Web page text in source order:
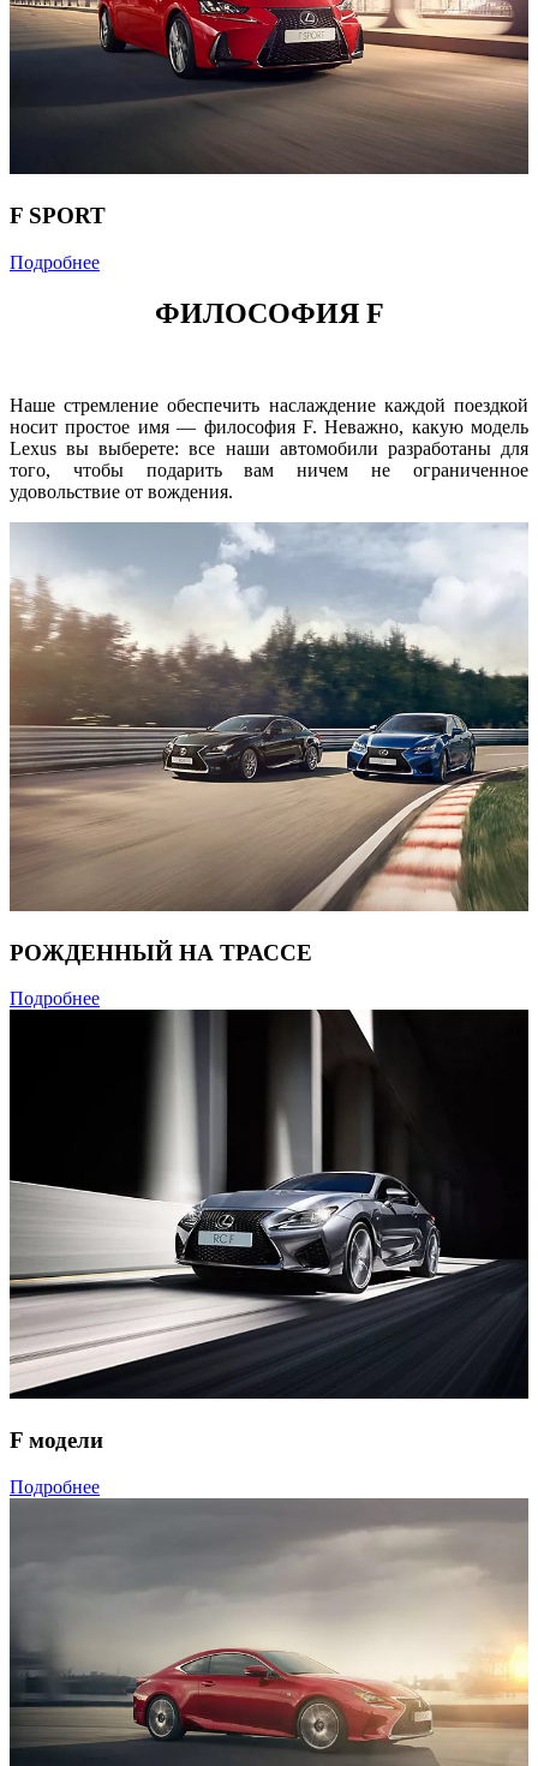
F SPORT
Подробнее
ФИЛОСОФИЯ F
Наше стремление обеспечить наслаждение каждой поездкой
носит простое имя — философия F. Неважно, какую модель
Lexus вы выберете: все наши автомобили разработаны для
того, чтобы подарить вам ничем не ограниченное
удовольствие от вождения.
РОЖДЕННЫЙ НА ТРАССЕ
Подробнее
F модели
Подробнее